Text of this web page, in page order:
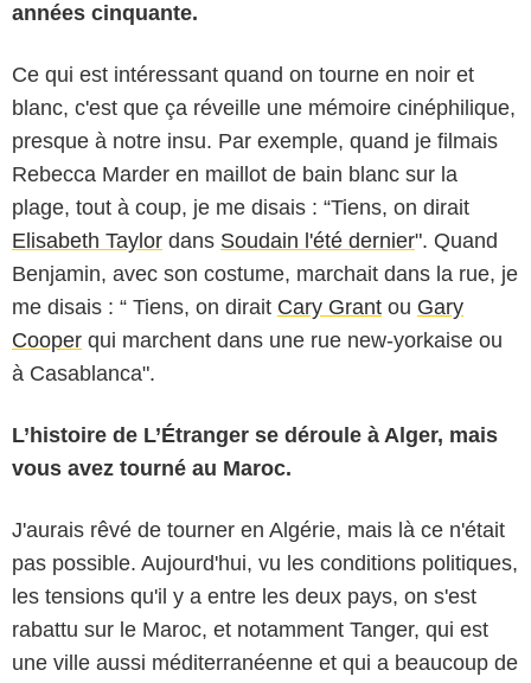
années cinquante.
Ce qui est intéressant quand on tourne en noir et
blanc, c'est que ça réveille une mémoire cinéphilique,
presque à notre insu. Par exemple, quand je filmais
Rebecca Marder en maillot de bain blanc sur la
plage, tout à coup, je me disais : “Tiens, on dirait
Elisabeth Taylor dans Soudain l'été dernier". Quand
Benjamin, avec son costume, marchait dans la rue, je
me disais : “ Tiens, on dirait Cary Grant ou Gary
Cooper qui marchent dans une rue new-yorkaise ou
à Casablanca".
L’histoire de L’Étranger se déroule à Alger, mais
vous avez tourné au Maroc.
J'aurais rêvé de tourner en Algérie, mais là ce n'était
pas possible. Aujourd'hui, vu les conditions politiques,
les tensions qu'il y a entre les deux pays, on s'est
rabattu sur le Maroc, et notamment Tanger, qui est
une ville aussi méditerranéenne et qui a beaucoup de